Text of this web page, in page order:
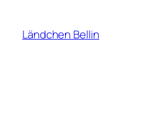
springen
Ländchen Bellin